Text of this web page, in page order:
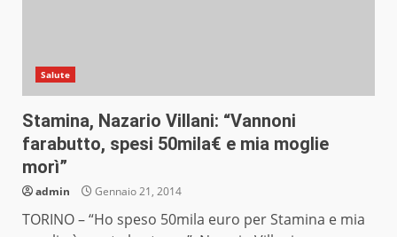
Salute
Stamina, Nazario Villani: “Vannoni
farabutto, spesi 50mila€ e mia moglie
morì”
admin Gennaio 21, 2014
TORINO – “Ho speso 50mila euro per Stamina e mia